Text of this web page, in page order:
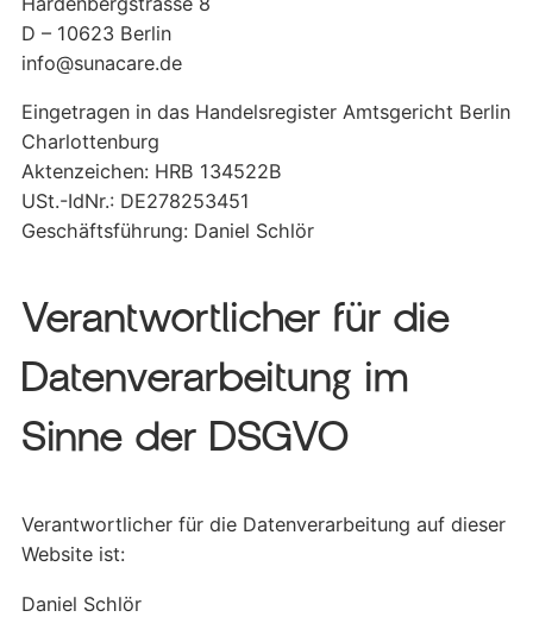
D – 10623 Berlin
info@sunacare.de
Eingetragen in das Handelsregister Amtsgericht Berlin
Charlottenburg
Aktenzeichen: HRB 134522B
USt.-IdNr.: DE278253451
Geschäftsführung: Daniel Schlör
Verantwortlicher für die
Datenverarbeitung im
Sinne der DSGVO
Verantwortlicher für die Datenverarbeitung auf dieser
Website ist:
Daniel Schlör